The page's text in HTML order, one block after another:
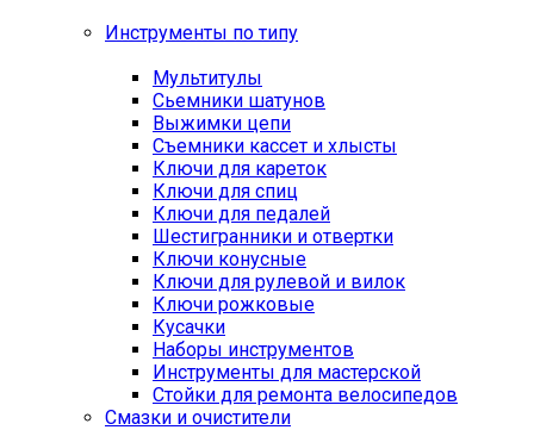
Инструменты по типу
Мультитулы
Сьемники шатунов
Выжимки цепи
Съемники кассет и хлысты
Ключи для кареток
Ключи для спиц
Ключи для педалей
Шестигранники и отвертки
Ключи конусные
Ключи для рулевой и вилок
Ключи рожковые
Кусачки
Наборы инструментов
Инструменты для мастерской
Стойки для ремонта велосипедов
Смазки и очистители